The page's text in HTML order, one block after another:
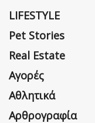
LIFESTYLE
Pet Stories
Real Estate
Αγορές
Αθλητικά
Αρθρογραφία